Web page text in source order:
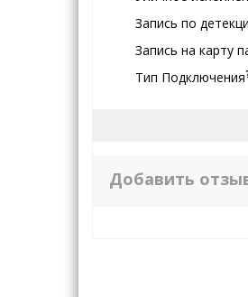
Запись по
Запись на карту
Тип Подключения
Добавить